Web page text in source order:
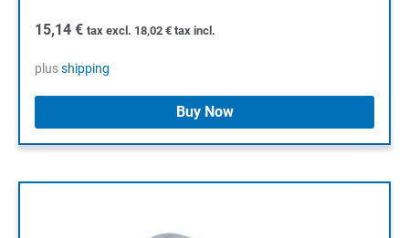
15,14 € tax excl. 18,02 € tax incl.
plusshipping
Buy Now